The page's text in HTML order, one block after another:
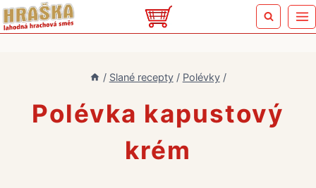
Přeskočit
na
/ Slané recepty / Polévky /
Polévka kapustový
krém